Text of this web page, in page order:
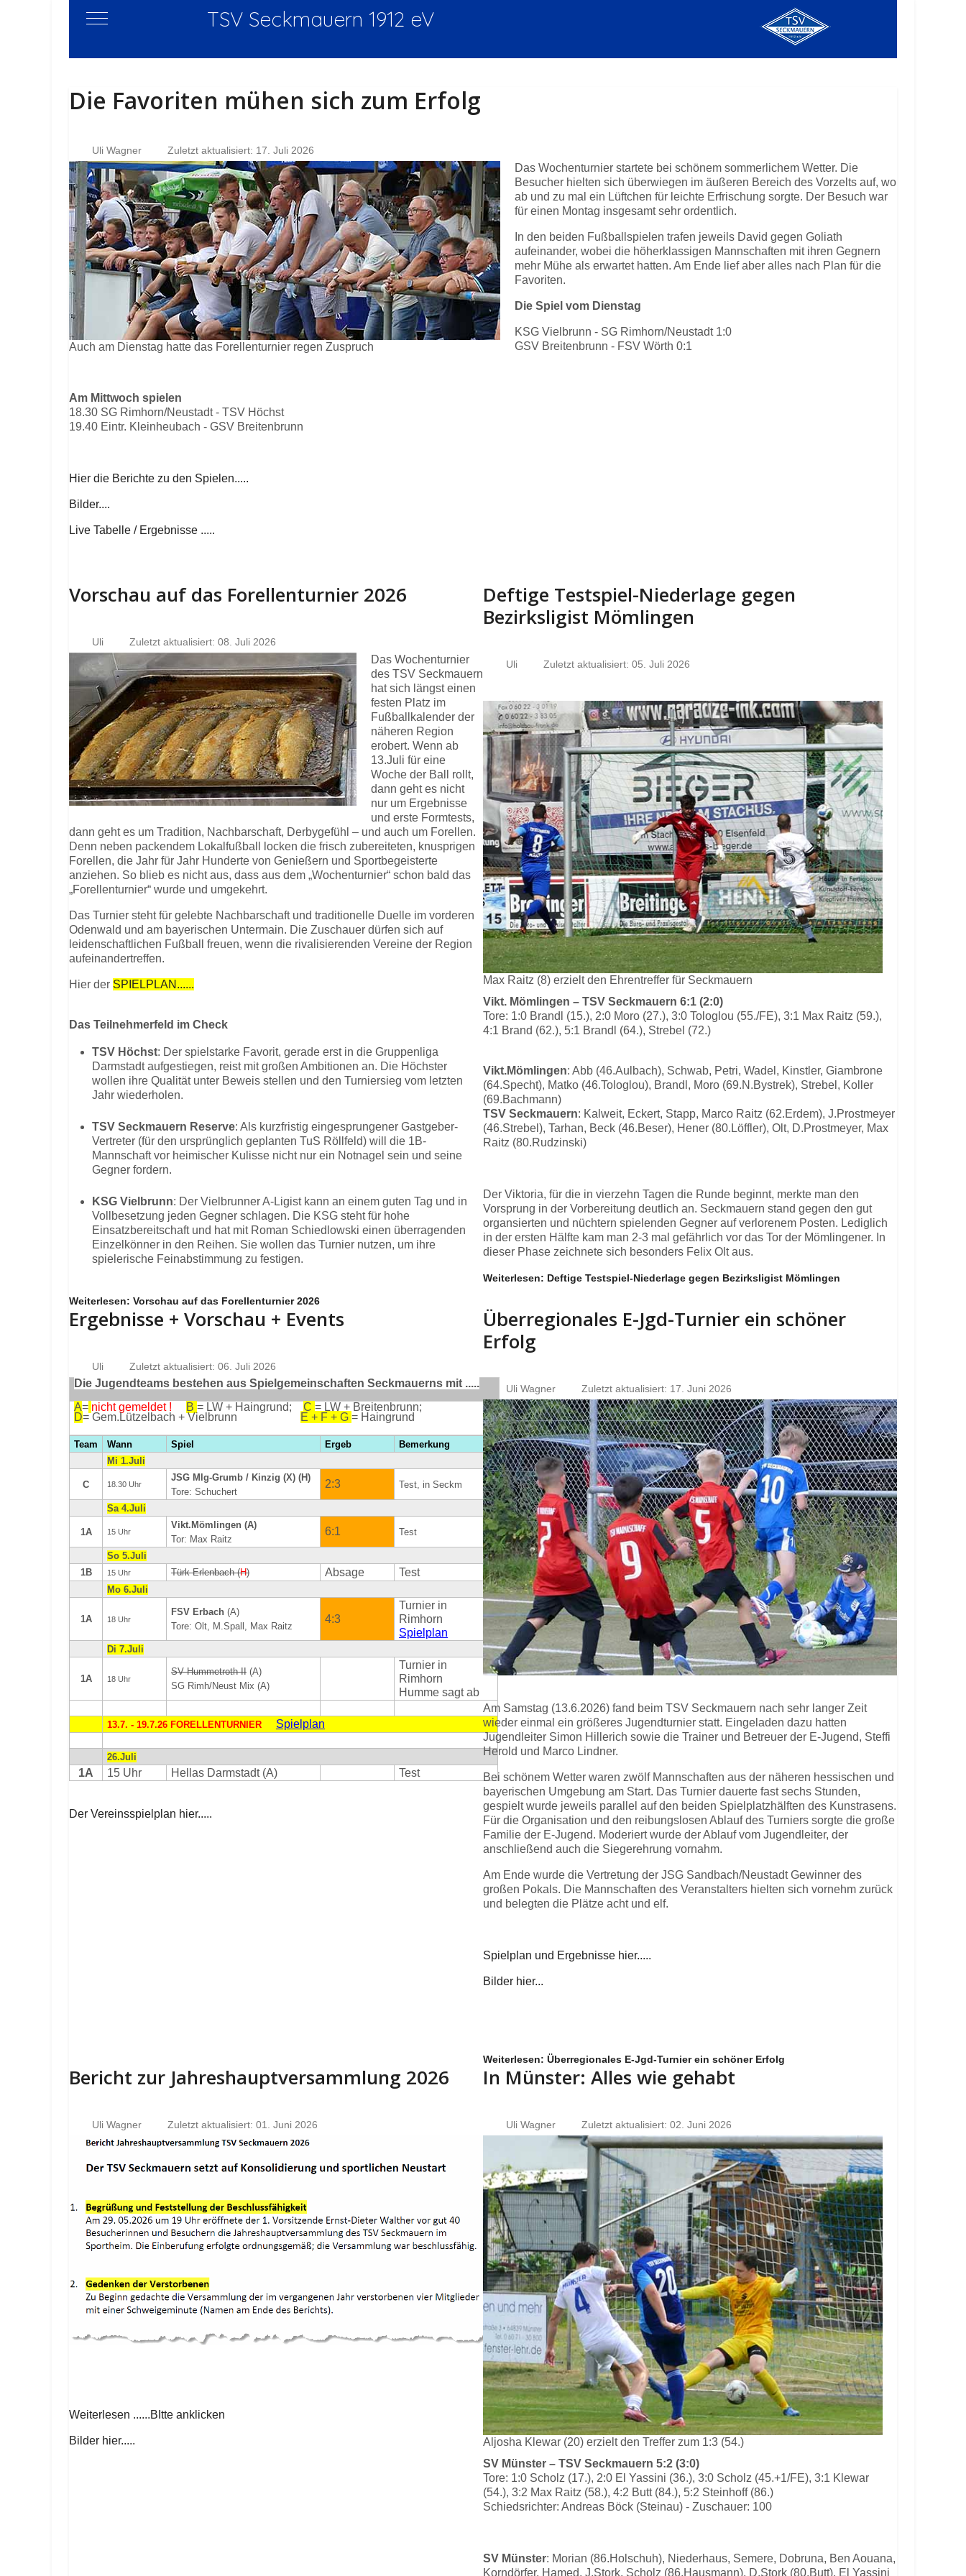
Mobile Menu Toggle TSV Seckmauern 1912 eV
Die Favoriten mühen sich zum Erfolg
Uli Wagner Zuletzt aktualisiert: 17. Juli 2026
Auch am Dienstag hatte das Forellenturnier regen Zuspruch
Das Wochenturnier startete bei schönem sommerlichem Wetter. Die
Besucher hielten sich überwiegen im äußeren Bereich des Vorzelts auf, wo
ab und zu mal ein Lüftchen für leichte Erfrischung sorgte. Der Besuch war
für einen Montag insgesamt sehr ordentlich.
In den beiden Fußballspielen trafen jeweils David gegen Goliath
aufeinander, wobei die höherklassigen Mannschaften mit ihren Gegnern
mehr Mühe als erwartet hatten. Am Ende lief aber alles nach Plan für die
Favoriten.
Die Spiel vom Dienstag
KSG Vielbrunn - SG Rimhorn/Neustadt 1:0
GSV Breitenbrunn - FSV Wörth 0:1
Am Mittwoch spielen
18.30 SG Rimhorn/Neustadt - TSV Höchst
19.40 Eintr. Kleinheubach - GSV Breitenbrunn
Hier die Berichte zu den Spielen.....
Bilder....
Live Tabelle / Ergebnisse .....
Vorschau auf das Forellenturnier 2026
Uli Zuletzt aktualisiert: 08. Juli 2026
Das Wochenturnier
des TSV Seckmauern
hat sich längst einen
festen Platz im
Fußballkalender der
näheren Region
erobert. Wenn ab
13.Juli für eine
Woche der Ball rollt,
dann geht es nicht
nur um Ergebnisse
und erste Formtests,
dann geht es um Tradition, Nachbarschaft, Derbygefühl – und auch um Forellen.
Denn neben packendem Lokalfußball locken die frisch zubereiteten, knusprigen
Forellen, die Jahr für Jahr Hunderte von Genießern und Sportbegeisterte
anziehen. So blieb es nicht aus, dass aus dem „Wochenturnier“ schon bald das
„Forellenturnier“ wurde und umgekehrt.
Das Turnier steht für gelebte Nachbarschaft und traditionelle Duelle im vorderen
Odenwald und am bayerischen Untermain. Die Zuschauer dürfen sich auf
leidenschaftlichen Fußball freuen, wenn die rivalisierenden Vereine der Region
aufeinandertreffen.
Hier der SPIELPLAN......
Das Teilnehmerfeld im Check
TSV Höchst: Der spielstarke Favorit, gerade erst in die Gruppenliga
Darmstadt aufgestiegen, reist mit großen Ambitionen an. Die Höchster
wollen ihre Qualität unter Beweis stellen und den Turniersieg vom letzten
Jahr wiederholen.
TSV Seckmauern Reserve: Als kurzfristig eingesprungener Gastgeber-
Vertreter (für den ursprünglich geplanten TuS Röllfeld) will die 1B-
Mannschaft vor heimischer Kulisse nicht nur ein Notnagel sein und seine
Gegner fordern.
KSG Vielbrunn: Der Vielbrunner A-Ligist kann an einem guten Tag und in
Vollbesetzung jeden Gegner schlagen. Die KSG steht für hohe
Einsatzbereitschaft und hat mit Roman Schiedlowski einen überragenden
Einzelkönner in den Reihen. Sie wollen das Turnier nutzen, um ihre
spielerische Feinabstimmung zu festigen.
Weiterlesen: Vorschau auf das Forellenturnier 2026
Deftige Testspiel-Niederlage gegen
Bezirksligist Mömlingen
Uli Zuletzt aktualisiert: 05. Juli 2026
Max Raitz (8) erzielt den Ehrentreffer für Seckmauern
Vikt. Mömlingen – TSV Seckmauern 6:1 (2:0)
Tore: 1:0 Brandl (15.), 2:0 Moro (27.), 3:0 Tologlou (55./FE), 3:1 Max Raitz (59.),
4:1 Brand (62.), 5:1 Brandl (64.), Strebel (72.)
Vikt.Mömlingen: Abb (46.Aulbach), Schwab, Petri, Wadel, Kinstler, Giambrone
(64.Specht), Matko (46.Tologlou), Brandl, Moro (69.N.Bystrek), Strebel, Koller
(69.Bachmann)
TSV Seckmauern: Kalweit, Eckert, Stapp, Marco Raitz (62.Erdem), J.Prostmeyer
(46.Strebel), Tarhan, Beck (46.Beser), Hener (80.Löffler), Olt, D.Prostmeyer, Max
Raitz (80.Rudzinski)
Der Viktoria, für die in vierzehn Tagen die Runde beginnt, merkte man den
Vorsprung in der Vorbereitung deutlich an. Seckmauern stand gegen den gut
organsierten und nüchtern spielenden Gegner auf verlorenem Posten. Lediglich
in der ersten Hälfte kam man 2-3 mal gefährlich vor das Tor der Mömlingener. In
dieser Phase zeichnete sich besonders Felix Olt aus.
Weiterlesen: Deftige Testspiel-Niederlage gegen Bezirksligist Mömlingen
Ergebnisse + Vorschau + Events
Uli Zuletzt aktualisiert: 06. Juli 2026
Die Jugendteams bestehen aus Spielgemeinschaften Seckmauerns mit .....
A= nicht gemeldet ! B = LW + Haingrund; C = LW + Breitenbrunn;
D= Gem.Lützelbach + Vielbrunn E + F + G = Haingrund
Team Wann Spiel Ergeb
Bemerkung
Mi 1.Juli
C 18.30 Uhr
JSG Mlg-Grumb / Kinzig (X) (H)
Tore: Schuchert
2:3 Test, in Seckm
Sa 4.Juli
1A 15 Uhr
Vikt.Mömlingen (A)
Tor: Max Raitz
6:1 Test
So 5.Juli
1B
15 Uhr Türk Erlenbach (H) Absage Test
Mo 6.Juli
1A 18 Uhr
FSV Erbach (A)
Tore: Olt, M.Spall, Max Raitz
4:3
Turnier in
Rimhorn
Spielplan
Di 7.Juli
1A 18 Uhr
SV Hummetroth II (A)
SG Rimh/Neust Mix (A)
Turnier in
Rimhorn
Humme sagt ab
13.7. - 19.7.26 FORELLENTURNIER Spielplan
26.Juli
1A 15 Uhr Hellas Darmstadt (A) Test
Der Vereinsspielplan hier.....
Überregionales E-Jgd-Turnier ein schöner
Erfolg
Uli Wagner Zuletzt aktualisiert: 17. Juni 2026
Am Samstag (13.6.2026) fand beim TSV Seckmauern nach sehr langer Zeit
wieder einmal ein größeres Jugendturnier statt. Eingeladen dazu hatten
Jugendleiter Simon Hillerich sowie die Trainer und Betreuer der E-Jugend, Steffi
Herold und Marco Lindner.
Bei schönem Wetter waren zwölf Mannschaften aus der näheren hessischen und
bayerischen Umgebung am Start. Das Turnier dauerte fast sechs Stunden,
gespielt wurde jeweils parallel auf den beiden Spielplatzhälften des Kunstrasens.
Für die Organisation und den reibungslosen Ablauf des Turniers sorgte die große
Familie der E-Jugend. Moderiert wurde der Ablauf vom Jugendleiter, der
anschließend auch die Siegerehrung vornahm.
Am Ende wurde die Vertretung der JSG Sandbach/Neustadt Gewinner des
großen Pokals. Die Mannschaften des Veranstalters hielten sich vornehm zurück
und belegten die Plätze acht und elf.
Spielplan und Ergebnisse hier.....
Bilder hier...
Weiterlesen: Überregionales E-Jgd-Turnier ein schöner Erfolg
Bericht zur Jahreshauptversammlung 2026
Uli Wagner Zuletzt aktualisiert: 01. Juni 2026
Weiterlesen ......BItte anklicken
Bilder hier.....
In Münster: Alles wie gehabt
Uli Wagner Zuletzt aktualisiert: 02. Juni 2026
Aljosha Klewar (20) erzielt den Treffer zum 1:3 (54.)
SV Münster – TSV Seckmauern 5:2 (3:0)
Tore: 1:0 Scholz (17.), 2:0 El Yassini (36.), 3:0 Scholz (45.+1/FE), 3:1 Klewar
(54.), 3:2 Max Raitz (58.), 4:2 Butt (84.), 5:2 Steinhoff (86.)
Schiedsrichter: Andreas Böck (Steinau) - Zuschauer: 100
SV Münster: Morian (86.Holschuh), Niederhaus, Semere, Dobruna, Ben Aouana,
Korndörfer, Hamed, J.Stork, Scholz (86.Hausmann), D.Stork (80.Butt), El Yassini